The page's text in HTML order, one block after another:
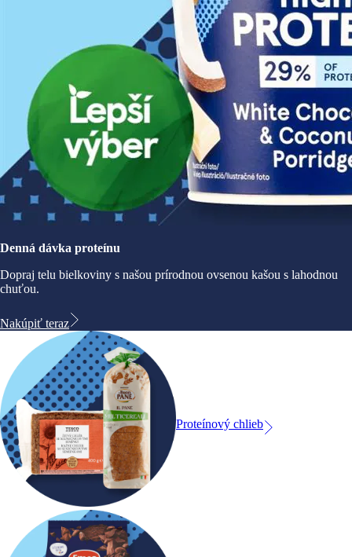
Denná dávka proteínu
Dopraj telu bielkoviny s našou prírodnou ovsenou kašou s lahodnou
chuťou.
Nakúpiť teraz
Proteínový chlieb